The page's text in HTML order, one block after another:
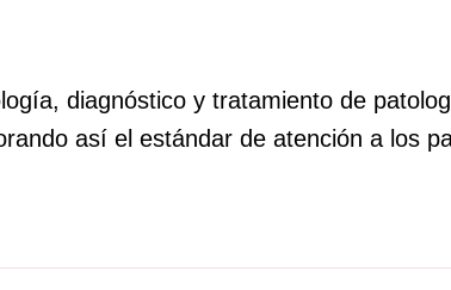
diagnóstico y tratamiento de
así el estándar de atención a los